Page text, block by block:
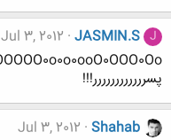
J
JASMIN.S
Jul 3, 2012
پسرررررررررررر!!!
Shahab
Jul 3, 2012